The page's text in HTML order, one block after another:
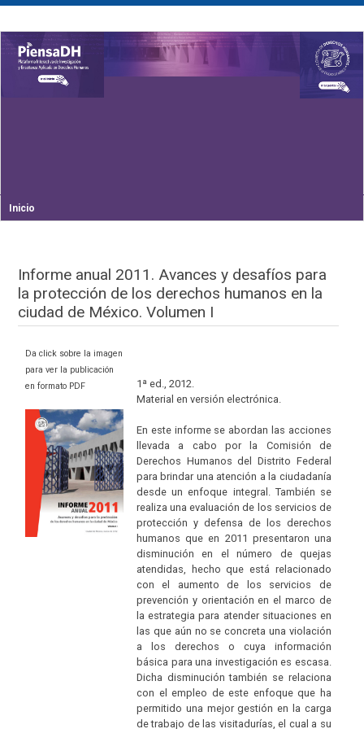
Inicio
Informe anual 2011. Avances y desafíos para
la protección de los derechos humanos en la
ciudad de México. Volumen I
Da click sobre la imagen
para ver la publicación
en formato PDF
1ª ed., 2012.
Material en versión electrónica.
En este informe se abordan las acciones
llevada a cabo por la Comisión de
Derechos Humanos del Distrito Federal
para brindar una atención a la ciudadanía
desde un enfoque integral. También se
realiza una evaluación de los servicios de
protección y defensa de los derechos
humanos que en 2011 presentaron una
disminución en el número de quejas
atendidas, hecho que está relacionado
con el aumento de los servicios de
prevención y orientación en el marco de
la estrategia para atender situaciones en
las que aún no se concreta una violación
a los derechos o cuya información
básica para una investigación es escasa.
Dicha disminución también se relaciona
con el empleo de este enfoque que ha
permitido una mejor gestión en la carga
de trabajo de las visitadurías, el cual a su